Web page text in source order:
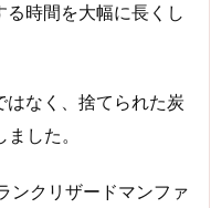
時間を大幅に長くし
なく、捨てられた炭
した。
ンクリザードマンファ